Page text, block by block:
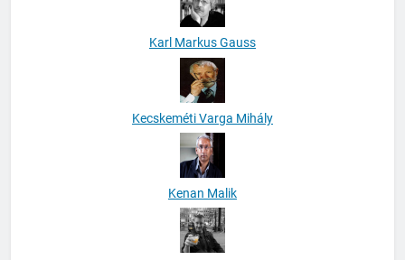
Karl Markus Gauss
Kecskeméti Varga Mihály
Kenan Malik